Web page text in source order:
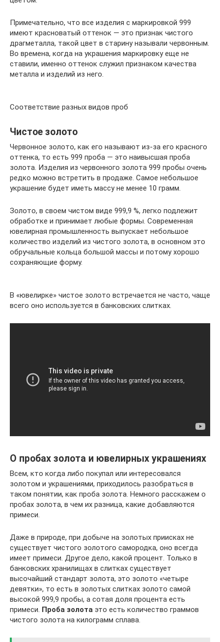
Примечательно, что все изделия с маркировкой 999
имеют красноватый оттенок — это признак чистого
драгметалла, такой цвет в старину называли червонным.
Во времена, когда на украшения маркировку еще не
ставили, именно оттенок служил признаком качества
металла и изделий из него.
Соответствие разных видов проб
Чистое золото
Червонное золото, как его называют из-за его красного
оттенка, то есть 999 проба — это наивысшая проба
золота. Изделия из червонного золота 999 пробы очень
редко можно встретить в продаже. Самое небольшое
украшение будет иметь массу не менее 10 грамм.
Золото, в своем чистом виде 999,9 %, легко подлежит
обработке и принимает любые формы. Современная
ювелирная промышленность выпускает небольшое
количество изделий из чистого золота, в основном это
обручальные кольца большой массы и потому хорошо
сохраняющие форму.
В «ювелирке» чистое золото встречается не часто, чаще
всего оно используется в банковских слитках.
О пробах золота и ювелирных украшениях
Всем, кто когда либо покупал или интересовался
золотом и украшениями, приходилось разобраться в
таком понятии, как проба золота. Немного расскажем о
пробах золота, в чем их разница, какие добавляются
примеси.
Даже в природе, при добыче на золотых приисках не
существует чистого золотого самородка, оно всегда
имеет примеси. Другое дело, какой процент. Только в
банковских хранилищах в слитках существует
высочайший стандарт золота, это золото «четыре
девятки», то есть в золотых слитках золото самой
высокой 999,9 пробы, а сотая доля процента есть
примеси. Проба золота это есть количество граммов
чистого золота на килограмм сплава.